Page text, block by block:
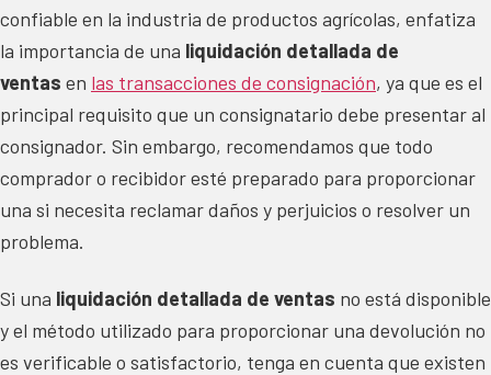
confiable en la industria de productos agrícolas, enfatiza
la importancia de una liquidación detallada de
ventas en las transacciones de consignación, ya que es el
principal requisito que un consignatario debe presentar al
consignador. Sin embargo, recomendamos que todo
comprador o recibidor esté preparado para proporcionar
una si necesita reclamar daños y perjuicios o resolver un
problema.
Si una liquidación detallada de ventas no está disponible
y el método utilizado para proporcionar una devolución no
es verificable o satisfactorio, tenga en cuenta que existen